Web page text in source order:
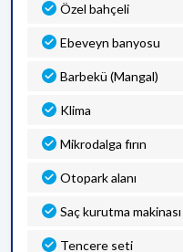
Özel bahçeli
Ebeveyn banyosu
Barbekü (Mangal)
Klima
Mikrodalga fırın
Otopark alanı
Saç kurutma makinası
Tencere seti